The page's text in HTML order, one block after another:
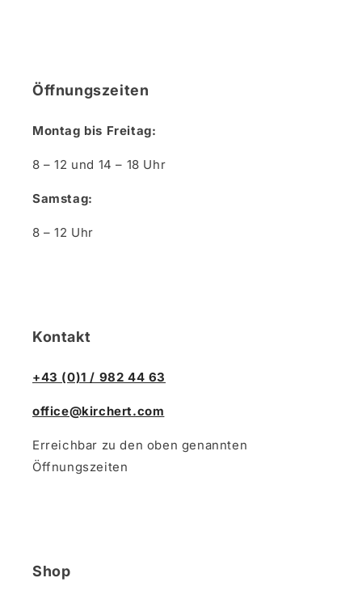
Öffnungszeiten
Montag bis Freitag:
8 – 12 und 14 – 18 Uhr
Samstag:
8 – 12 Uhr
Kontakt
+43 (0)1 / 982 44 63
office@kirchert.com
Erreichbar zu den oben genannten
Öffnungszeiten
Shop